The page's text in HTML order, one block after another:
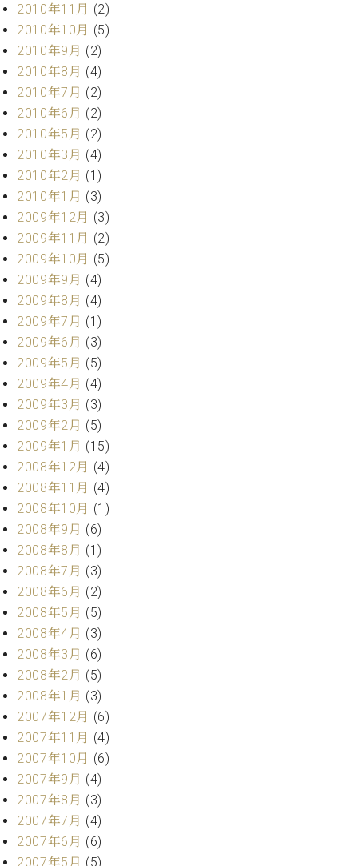
2010年11月 (2)
2010年10月 (5)
2010年9月 (2)
2010年8月 (4)
2010年7月 (2)
2010年6月 (2)
2010年5月 (2)
2010年3月 (4)
2010年2月 (1)
2010年1月 (3)
2009年12月 (3)
2009年11月 (2)
2009年10月 (5)
2009年9月 (4)
2009年8月 (4)
2009年7月 (1)
2009年6月 (3)
2009年5月 (5)
2009年4月 (4)
2009年3月 (3)
2009年2月 (5)
2009年1月 (15)
2008年12月 (4)
2008年11月 (4)
2008年10月 (1)
2008年9月 (6)
2008年8月 (1)
2008年7月 (3)
2008年6月 (2)
2008年5月 (5)
2008年4月 (3)
2008年3月 (6)
2008年2月 (5)
2008年1月 (3)
2007年12月 (6)
2007年11月 (4)
2007年10月 (6)
2007年9月 (4)
2007年8月 (3)
2007年7月 (4)
2007年6月 (6)
2007年5月 (5)